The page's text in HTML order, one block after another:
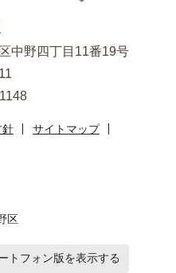
中野四丁目11番19号
針
サイトマップ
区
トフォン版を表示する